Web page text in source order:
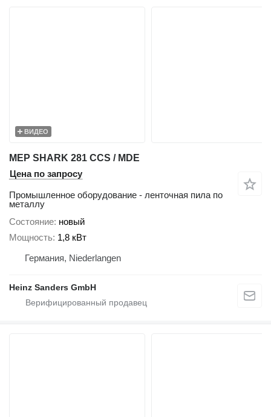
ВИДЕО
MEP SHARK 281 CCS / MDE
Цена по запросу
Промышленное оборудование - ленточная пила по
металлу
Состояние новый
Мощность 1,8 кВт
Германия, Niederlangen
Heinz Sanders GmbH